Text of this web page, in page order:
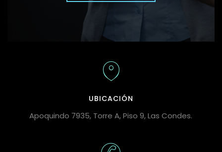
UBICACIÓN
Apoquindo 7935, Torre A, Piso 9, Las Condes.